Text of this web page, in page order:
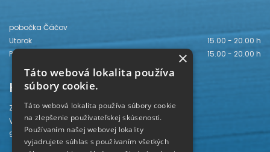
pobočka Čáčov
Utorok
15.00 - 20.00 h
Piatok
15.00 - 20.00 h
Kontakt
Záhorská knižnica
Vajanského 28
905 01 Senica
×
Táto webová lokalita používa
súbory cookie.
Táto webová lokalita používa súbory cookie
na zlepšenie používateľskej skúsenosti.
Používaním našej webovej lokality
vyjadrujete súhlas s používaním všetkých